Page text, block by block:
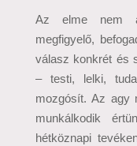
Az elme nem
megfigyelő,
válasz konkrét és
– testi, lelki,
mozgósít. Az agy
munkálkodik
hétköznapi